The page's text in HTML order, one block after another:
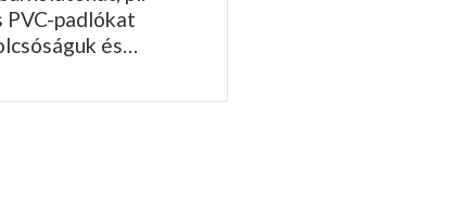
PVC-padlókat
és…